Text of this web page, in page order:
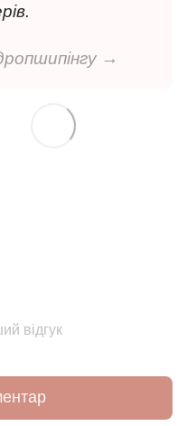
→
відгук